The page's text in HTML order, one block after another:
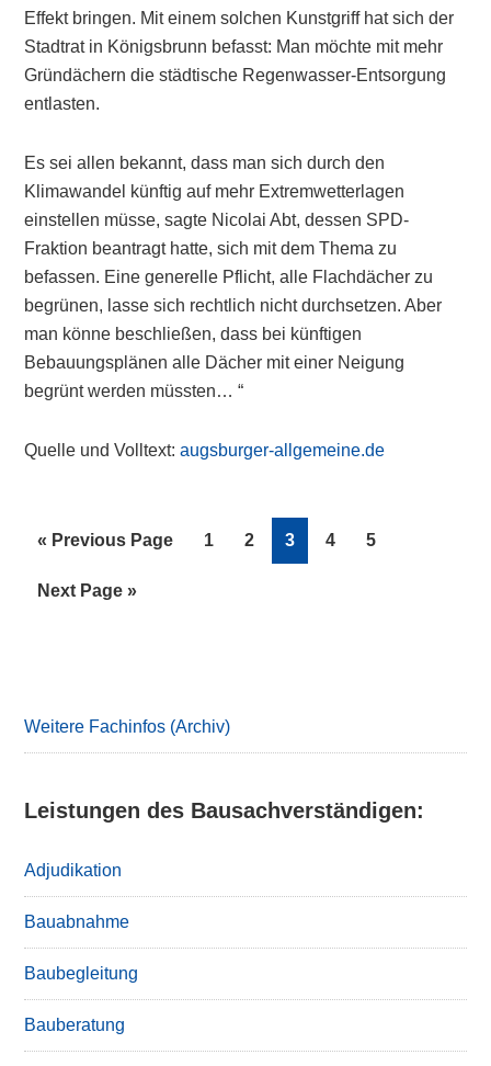
Effekt bringen. Mit einem solchen Kunstgriff hat sich der
Stadtrat in Königsbrunn befasst: Man möchte mit mehr
Gründächern die städtische Regenwasser-Entsorgung
entlasten.
Es sei allen bekannt, dass man sich durch den
Klimawandel künftig auf mehr Extremwetterlagen
einstellen müsse, sagte Nicolai Abt, dessen SPD-
Fraktion beantragt hatte, sich mit dem Thema zu
befassen. Eine generelle Pflicht, alle Flachdächer zu
begrünen, lasse sich rechtlich nicht durchsetzen. Aber
man könne beschließen, dass bei künftigen
Bebauungsplänen alle Dächer mit einer Neigung
begrünt werden müssten… “
Quelle und Volltext:augsburger-allgemeine.de
« Go
Previous Page Page
1 Page
2 Page
3 Page
4 Page
5
Go
Next Page »
Weitere Fachinfos (Archiv)
Leistungen des Bausachverständigen:
Adjudikation
Bauabnahme
Baubegleitung
Bauberatung